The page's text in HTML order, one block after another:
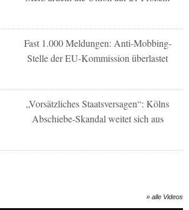
Fast 1.000 Meldungen: Anti-Mobbing-
Stelle der EU-Kommission überlastet
„Vorsätzliches Staatsversagen“: Kölns
Abschiebe-Skandal weitet sich aus
» alle Videos